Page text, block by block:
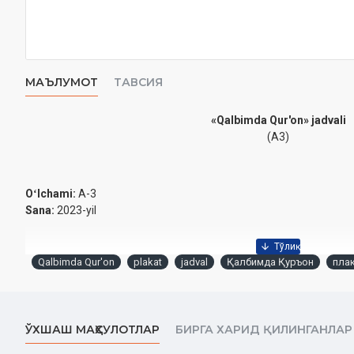
МАЪЛУМОТ ТАВСИЯ
«Qalbimda Qur'on» jadvali
(A3)
Oʻlchami: A-3
Sana: 2023-yil
Qalbimda Qur'on plakat jadval Қалбимда Қуръон
ЎХШАШ МАҲСУЛОТЛАР БИРГА ХАРИД ҚИЛИНГАНЛАР